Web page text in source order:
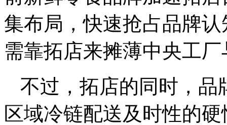
集布局，快速抢占品牌
需靠拓店来摊薄中央工
不过，拓店的同时，品
区域冷链配送及时性的